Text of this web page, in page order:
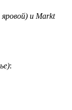
и Markt
: